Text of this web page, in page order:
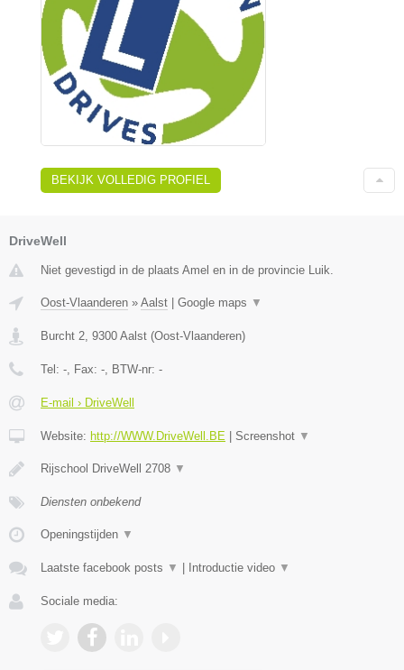
BEKIJK VOLLEDIG PROFIEL
DriveWell
Niet gevestigd in de plaats Amel en in de provincie Luik.
Oost-Vlaanderen » Aalst Google maps ▼
Burcht 2, 9300 Aalst (Oost-Vlaanderen)
Tel: -, Fax: -, BTW-nr: -
E-mail › DriveWell
Website: http://WWW.DriveWell.BE Screenshot ▼
Rijschool DriveWell 2708 ▼
Diensten onbekend
Openingstijden ▼
Laatste facebook posts ▼ Introductie video ▼
Sociale media: